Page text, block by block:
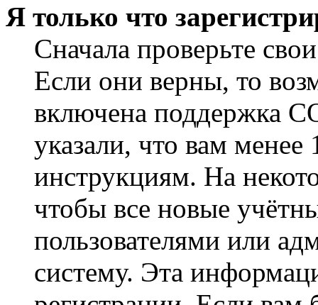
Я только что
Сначала проверьте
Если они верны, то
включена поддержка
указали, что вам
инструкциям. На
чтобы все новые
пользователями или
систему. Эта